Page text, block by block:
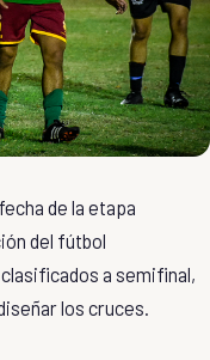
de la etapa
del fútbol
a semifinal,
los cruces.